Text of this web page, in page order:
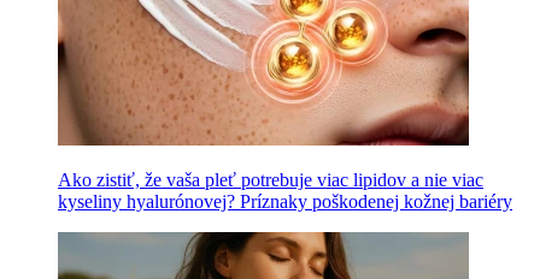
Ako zistiť, že vaša pleť potrebuje viac lipidov a nie viac
kyseliny hyalurónovej? Príznaky poškodenej kožnej bariéry